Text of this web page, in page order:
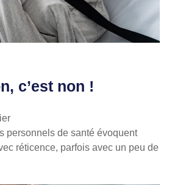
c’est non !
personnels de santé évoquent
réticence, parfois avec un peu de